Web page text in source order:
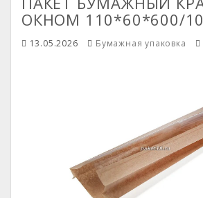
ОКНОМ 110*60*600/
13.05.2026 Бумажная упаковка